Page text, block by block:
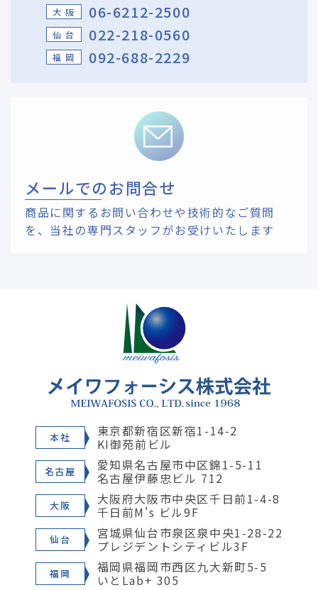
大 阪 06-6212-2500
仙 台 022-218-0560
福 岡 092-688-2229
メールでのお問合せ
商品に関するお問い合わせや技術的なご質問
を、 当社の専門スタッフがお受けいたします
本社 東京都新宿区新宿1-14-2
KI御苑前ビル
名古屋 愛知県名古屋市中区錦1-5-11
名古屋伊藤忠ビル 712
大阪 大阪府大阪市中央区千日前1-4-8
千日前M's ビル9F
仙台 宮城県仙台市泉区泉中央1-28-22
プレジデントシティビル3F
福岡 福岡県福岡市西区九大新町5-5
いとLab+ 305